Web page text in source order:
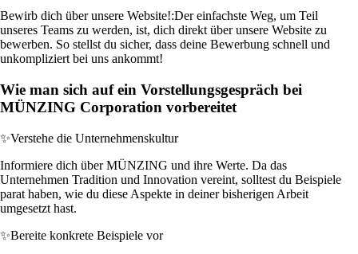
Bewirb dich über unsere Website!:Der einfachste Weg, um Teil
unseres Teams zu werden, ist, dich direkt über unsere Website zu
bewerben. So stellst du sicher, dass deine Bewerbung schnell und
unkompliziert bei uns ankommt!
Wie man sich auf ein Vorstellungsgespräch bei
MÜNZING Corporation vorbereitet
✨Verstehe die Unternehmenskultur
Informiere dich über MÜNZING und ihre Werte. Da das
Unternehmen Tradition und Innovation vereint, solltest du Beispiele
parat haben, wie du diese Aspekte in deiner bisherigen Arbeit
umgesetzt hast.
✨Bereite konkrete Beispiele vor